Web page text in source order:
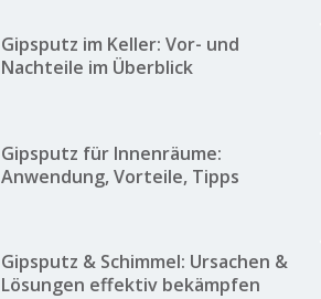
Gipsputz im Keller: Vor- und
Nachteile im Überblick
Gipsputz für Innenräume:
Anwendung, Vorteile, Tipps
Gipsputz & Schimmel: Ursachen &
Lösungen effektiv bekämpfen